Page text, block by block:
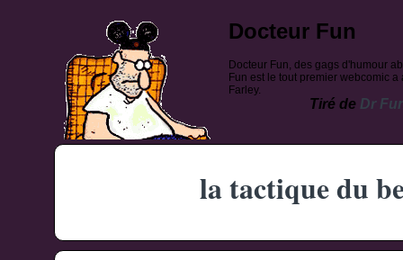
Docteur Fun
Docteur Fun, des gags d'humour
Fun est le tout premier webcomic
Farley.
Tiré de Dr
la tactique du